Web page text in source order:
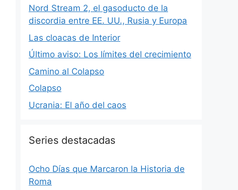
Nord Stream 2, el gasoducto de la
discordia entre EE. UU., Rusia y Europa
Las cloacas de Interior
Último aviso: Los límites del crecimiento
Camino al Colapso
Colapso
Ucrania: El año del caos
Series destacadas
Ocho Días que Marcaron la Historia de
Roma